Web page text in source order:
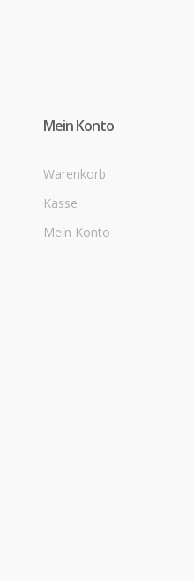
Mein Konto
Warenkorb
Kasse
Mein Konto